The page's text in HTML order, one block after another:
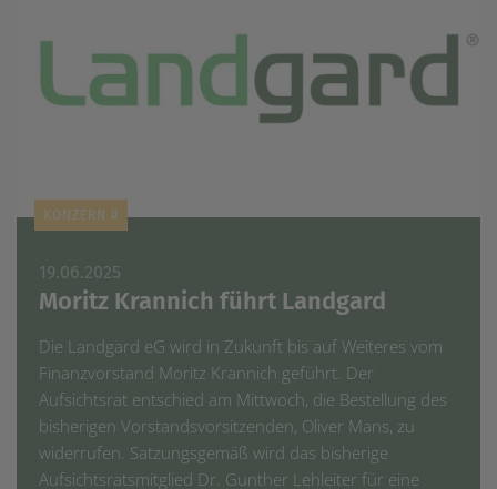
KONZERN #
19.06.2025
Moritz Krannich führt Landgard
Die Landgard eG wird in Zukunft bis auf Weiteres vom
Finanzvorstand Moritz Krannich geführt. Der
Aufsichtsrat entschied am Mittwoch, die Bestellung des
bisherigen Vorstandsvorsitzenden, Oliver Mans, zu
widerrufen. Satzungsgemäß wird das bisherige
Aufsichtsratsmitglied Dr. Gunther Lehleiter für eine